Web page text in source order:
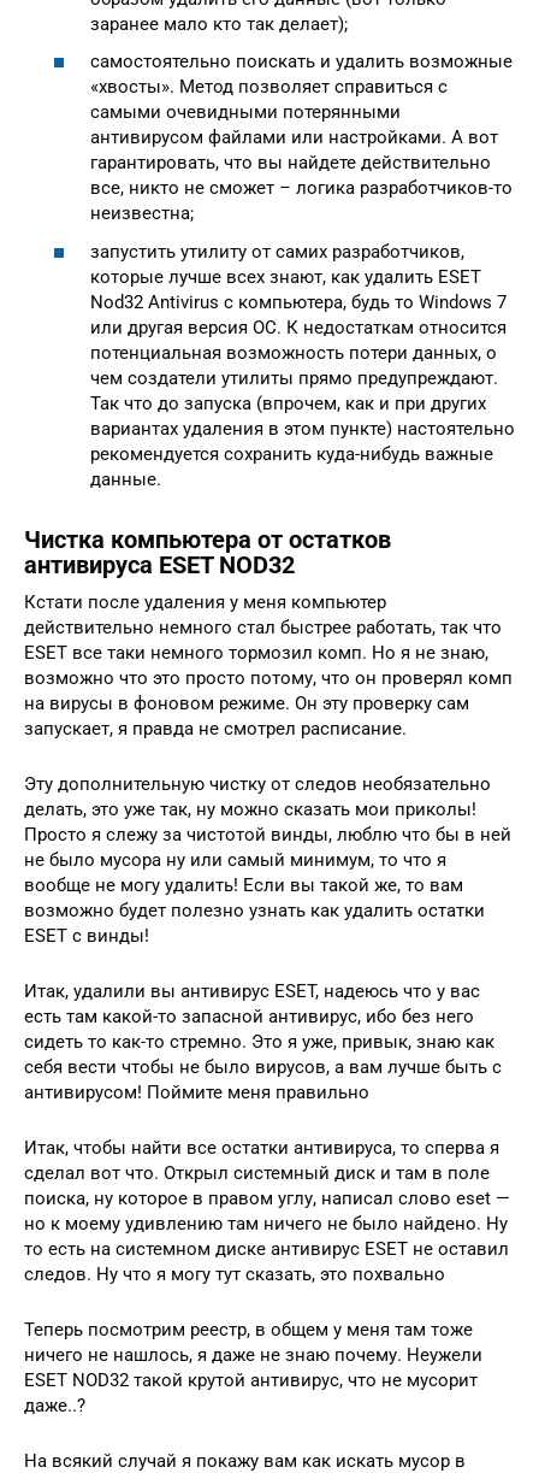
заранее мало кто так делает);
самостоятельно поискать и удалить возможные
«хвосты». Метод позволяет справиться с
самыми очевидными потерянными
антивирусом файлами или настройками. А вот
гарантировать, что вы найдете действительно
все, никто не сможет – логика разработчиков-то
неизвестна;
запустить утилиту от самих разработчиков,
которые лучше всех знают, как удалить ESET
Nod32 Antivirus с компьютера, будь то Windows 7
или другая версия ОС. К недостаткам относится
потенциальная возможность потери данных, о
чем создатели утилиты прямо предупреждают.
Так что до запуска (впрочем, как и при других
вариантах удаления в этом пункте) настоятельно
рекомендуется сохранить куда-нибудь важные
данные.
Чистка компьютера от остатков
антивируса ESET NOD32
Кстати после удаления у меня компьютер
действительно немного стал быстрее работать, так что
ESET все таки немного тормозил комп. Но я не знаю,
возможно что это просто потому, что он проверял комп
на вирусы в фоновом режиме. Он эту проверку сам
запускает, я правда не смотрел расписание.
Эту дополнительную чистку от следов необязательно
делать, это уже так, ну можно сказать мои приколы!
Просто я слежу за чистотой винды, люблю что бы в ней
не было мусора ну или самый минимум, то что я
вообще не могу удалить! Если вы такой же, то вам
возможно будет полезно узнать как удалить остатки
ESET с винды!
Итак, удалили вы антивирус ESET, надеюсь что у вас
есть там какой-то запасной антивирус, ибо без него
сидеть то как-то стремно. Это я уже, привык, знаю как
себя вести чтобы не было вирусов, а вам лучше быть с
антивирусом! Поймите меня правильно
Итак, чтобы найти все остатки антивируса, то сперва я
сделал вот что. Открыл системный диск и там в поле
поиска, ну которое в правом углу, написал слово eset —
но к моему удивлению там ничего не было найдено. Ну
то есть на системном диске антивирус ESET не оставил
следов. Ну что я могу тут сказать, это похвально
Теперь посмотрим реестр, в общем у меня там тоже
ничего не нашлось, я даже не знаю почему. Неужели
ESET NOD32 такой крутой антивирус, что не мусорит
даже..?
На всякий случай я покажу вам как искать мусор в